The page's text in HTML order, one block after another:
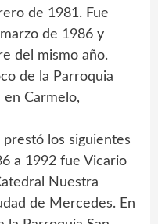
de 1981. Fue
de 1986 y
del mismo año.
de la Parroquia
en Carmelo,
los siguientes
a 1992 fue Vicario
Nuestra
de Mercedes. En